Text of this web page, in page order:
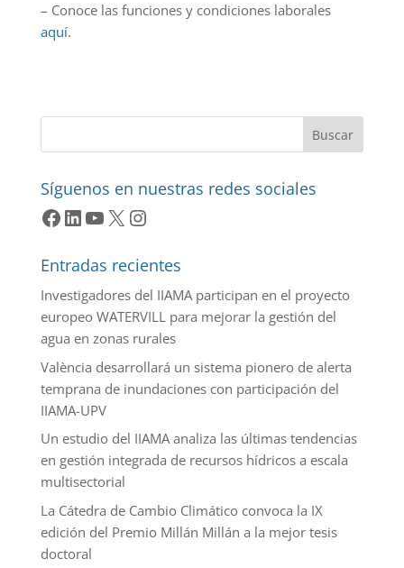
– Conoce las funciones y condiciones laborales
aquí.
Buscar
Síguenos en nuestras redes sociales
Facebook
LinkedIn
YouTube
X Instagram
Entradas recientes
Investigadores del IIAMA participan en el proyecto
europeo WATERVILL para mejorar la gestión del
agua en zonas rurales
València desarrollará un sistema pionero de alerta
temprana de inundaciones con participación del
IIAMA-UPV
Un estudio del IIAMA analiza las últimas tendencias
en gestión integrada de recursos hídricos a escala
multisectorial
La Cátedra de Cambio Climático convoca la IX
edición del Premio Millán Millán a la mejor tesis
doctoral